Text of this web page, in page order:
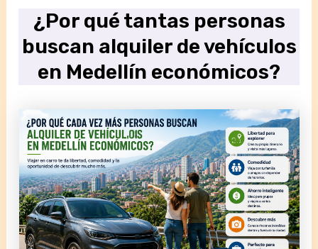
¿Por qué tantas personas
buscan alquiler de vehículos
en Medellín económicos?